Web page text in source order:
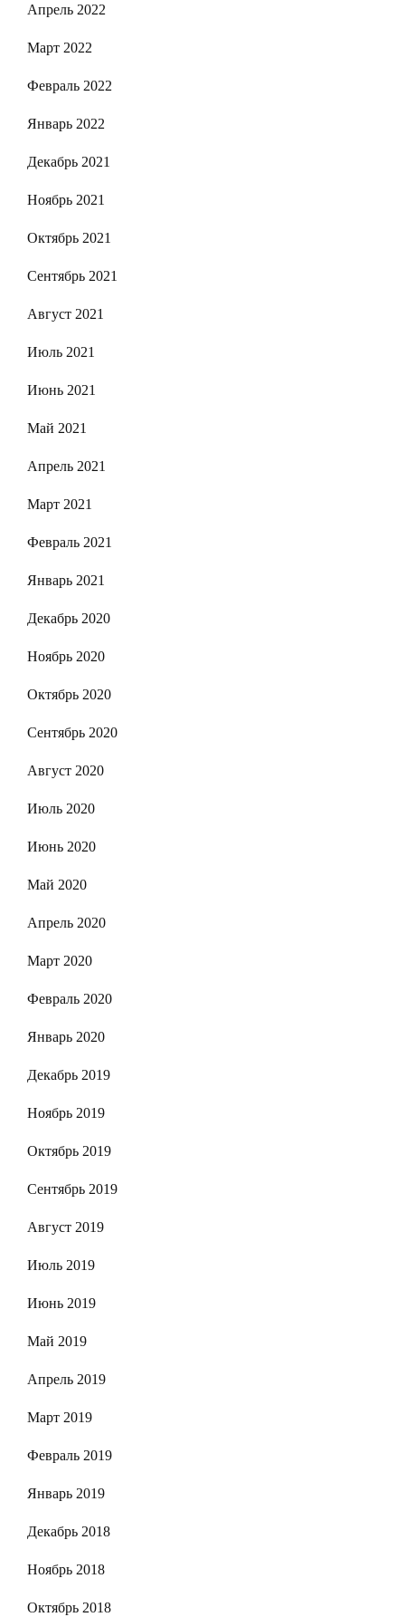
Апрель 2022
Март 2022
Февраль 2022
Январь 2022
Декабрь 2021
Ноябрь 2021
Октябрь 2021
Сентябрь 2021
Август 2021
Июль 2021
Июнь 2021
Май 2021
Апрель 2021
Март 2021
Февраль 2021
Январь 2021
Декабрь 2020
Ноябрь 2020
Октябрь 2020
Сентябрь 2020
Август 2020
Июль 2020
Июнь 2020
Май 2020
Апрель 2020
Март 2020
Февраль 2020
Январь 2020
Декабрь 2019
Ноябрь 2019
Октябрь 2019
Сентябрь 2019
Август 2019
Июль 2019
Июнь 2019
Май 2019
Апрель 2019
Март 2019
Февраль 2019
Январь 2019
Декабрь 2018
Ноябрь 2018
Октябрь 2018